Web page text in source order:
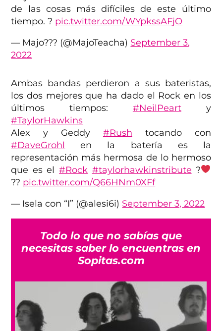
de las cosas más difíciles de este último
tiempo. ? pic.twitter.com/WYpkssAFjO
— Majo??? (@MajoTeacha) September 3,
2022
Ambas bandas perdieron a sus bateristas,
los dos mejores que ha dado el Rock en los
últimos tiempos: #NeilPearty
#TaylorHawkins
Alex y Geddy #Rush tocando con
#DaveGrohl
en la batería es la
representación más hermosa de lo hermoso
que es el#Rock #taylorhawkinstribute ?
?? pic.twitter.com/Q66HNm0XFf
— Isela con “I” (@alesi6i) September 3, 2022
Todo lo que no sabías que
necesitas saber lo encuentras en
Sopitas.com